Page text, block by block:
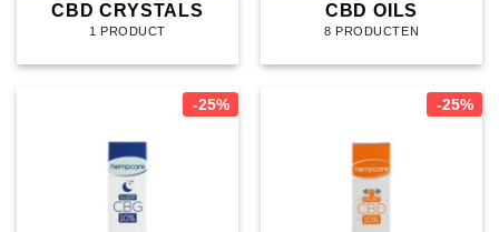
CBD CRYSTALS
1 PRODUCT
CBD OILS
8 PRODUCTEN
-25% -25%